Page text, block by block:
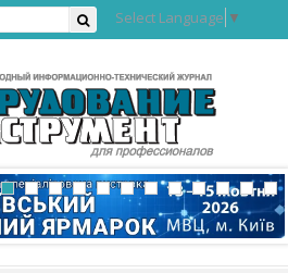
Select Language ▼